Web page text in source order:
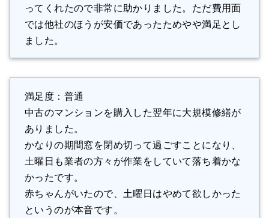
ってくれたので非常に助かりました。ただ費用面
では他社のほうが安価であったためやや満足とし
ました。
満足度：普通
中古のマンションを購入した翌年に大規模修繕が
ありました。
かなりの期間窓を閉め切って過ごすことになり、
土曜日も業者の方々が作業をしていて落ち着かな
かったです。
赤ちゃんがいたので、土曜日はやめて欲しかった
というのが本音です。